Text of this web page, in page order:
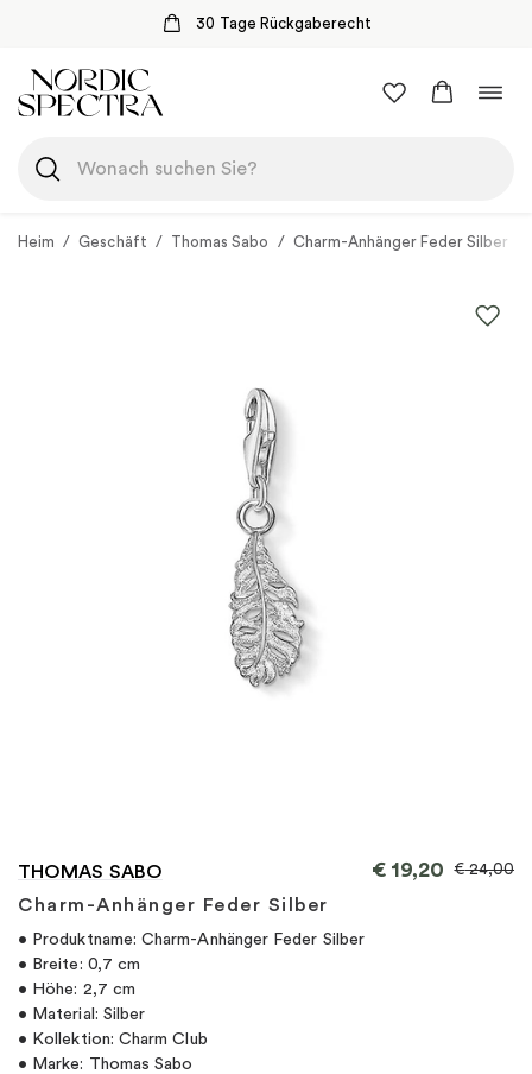
30 Tage Rückgaberecht
Inhalt
springen
Heim / Geschäft / Thomas Sabo / Charm-Anhänger Feder Silber
THOMAS SABO
Charm-Anhänger Feder Silber
€19,20 €24,00
• Produktname: Charm-Anhänger Feder Silber
• Breite: 0,7 cm
• Höhe: 2,7 cm
• Material: Silber
• Kollektion: Charm Club
• Marke: Thomas Sabo